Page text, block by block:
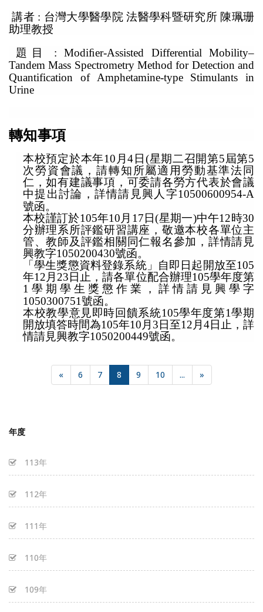
講者 : 台灣大學醫學院 法醫學科暨研究所 陳珮珊
助理教授
題目 :Modiﬁer-Assisted Differential Mobility–
Tandem Mass Spectrometry Method for Detection and
Quantification of Amphetamine-type Stimulants in
Urine
轉知事項
本校預定於本年10月4日(星期二召開第5屆第5
次勞資會議，請轉知所屬適用勞動基準法同
仁，如有建議事項，可委請各勞方代表於會議
中提出討論，詳情請見興人字10500600954-A
號函。
本校謹訂於105年10月17日(星期一)中午12時30
分辦理系所評鑑研習講座，敬邀本校各單位主
管、教師及評鑑相關同仁報名參加，詳情請見
興教字1050200430號函。
「學生獎懲資料登錄系統」自即日起開放至105
年12月23日止，請各單位配合辦理105學年度第
1學期學生獎懲作業，詳情請見興學字
1050300751號函。
本校教學意見即時回饋系統105學年度第1學期
開放填答時間為105年10月3日至12月4日止，詳
情請見興教字1050200449號函。
« 6 7 8 9 10 ... »
年度
113年
112年
111年
110年
109年